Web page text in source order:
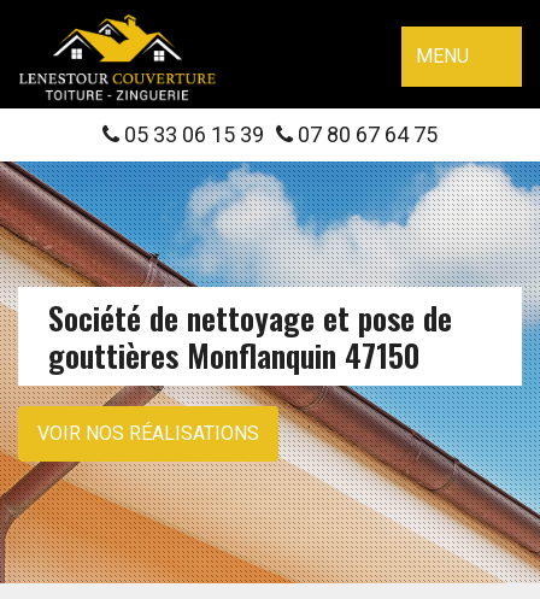
MENU
05 33 06 15 39 07 80 67 64 75
Société de nettoyage et pose de
gouttières Monflanquin 47150
VOIR NOS RÉALISATIONS